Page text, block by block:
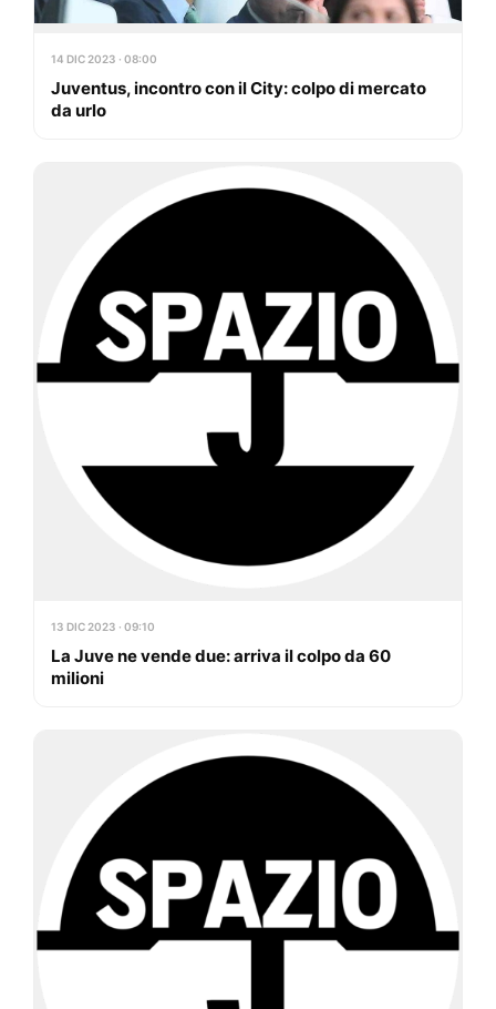
14 DIC 2023 · 08:00
Juventus, incontro con il City: colpo di mercato
da urlo
13 DIC 2023 · 09:10
La Juve ne vende due: arriva il colpo da 60
milioni